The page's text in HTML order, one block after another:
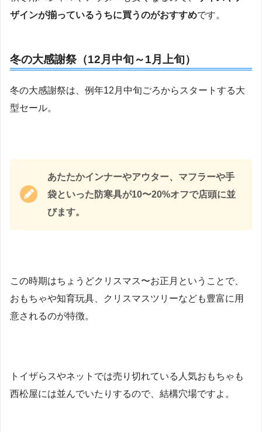
ザインが揃っているうちに買うのがおすすめです。
冬の大感謝祭（12月中旬～1月上旬）
冬の大感謝祭は、例年12月中旬ごろからスタートする大
型セール。
あたたかインナーやアウター、マフラーや手
袋といった防寒具が10〜20%オフで店頭に並
びます。
この時期はちょうどクリスマス〜お正月ということで、
おもちゃや知育玩具、クリスマスツリーなども豊富に用
意されるのが特徴。
トイザらスやネットでは売り切れている人気おもちゃも
西松屋には並んでいたりするので、結構穴場ですよ。